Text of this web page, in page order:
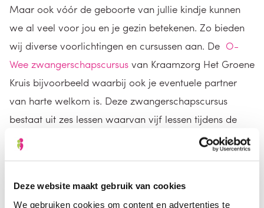
Deze website maakt gebruik van cookies
We gebruiken cookies om content en advertenties te
Maar ook vóór de geboorte van jullie kindje kunnen
we al veel voor jou en je gezin betekenen. Zo bieden
wij diverse voorlichtingen en cursussen aan. De O-
Wee zwangerschapscursus van Kraamzorg Het Groene
Kruis bijvoorbeeld waarbij ook je eventuele partner
van harte welkom is. Deze zwangerschapscursus
bestaat uit zes lessen waarvan vijf lessen tijdens de
zwangerschap en een les een aantal weken na de
bevalling. Tijdens de cursus doe je oefeningen met
te gaan met ongemakken tijdens de zwangerschap.